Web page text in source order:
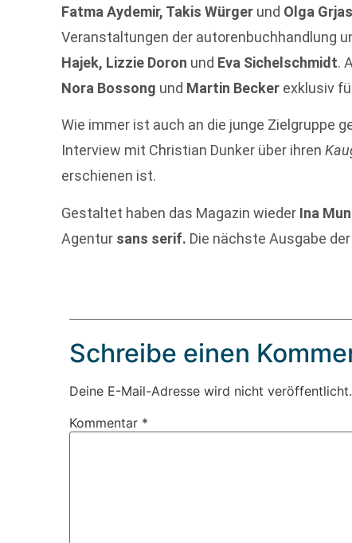
Fatma Aydemir, Takis Würger und Olga
Veranstaltungen der autorenbuchhandlung
Hajek, Lizzie Doron und Eva Sichelschmidt.
Nora Bossong und Martin Becker exklusiv
Wie immer ist auch an die junge Zielgruppe
Interview mit Christian Dunker über ihren
erschienen ist.
Gestaltet haben das Magazin wieder Ina
Agentur sans serif. Die nächste Ausgabe der
Schreibe einen
Deine E-Mail-Adresse wird nicht veröffentlicht.
Kommentar *